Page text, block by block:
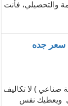
والتحصيلي، فأنت
عرض سعر جده
صناعي ) لا تكاليف
ويعطيك نفس